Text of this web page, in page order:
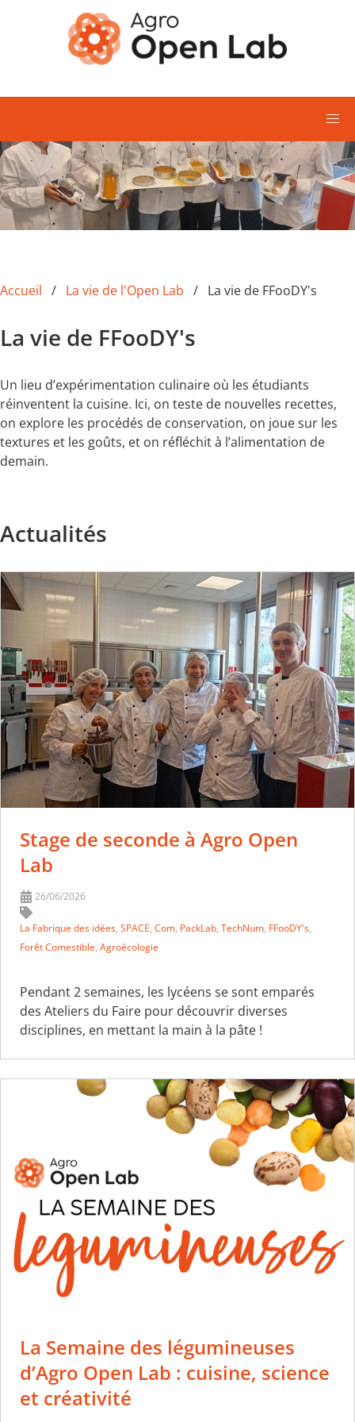
Aller au contenu principal
Accueil La vie de l'Open Lab La vie de FFooDY's
La vie de FFooDY's
Un lieu d’expérimentation culinaire où les étudiants
réinventent la cuisine. Ici, on teste de nouvelles recettes,
on explore les procédés de conservation, on joue sur les
textures et les goûts, et on réfléchit à l’alimentation de
demain.
Actualités
Stage de seconde à Agro Open
Lab
26/06/2026
La Fabrique des idées, SPACE, Com, PackLab, TechNum, FFooDY's,
Forêt Comestible, Agroécologie
Pendant 2 semaines, les lycéens se sont emparés
des Ateliers du Faire pour découvrir diverses
disciplines, en mettant la main à la pâte !
La Semaine des légumineuses
d’Agro Open Lab : cuisine, science
et créativité